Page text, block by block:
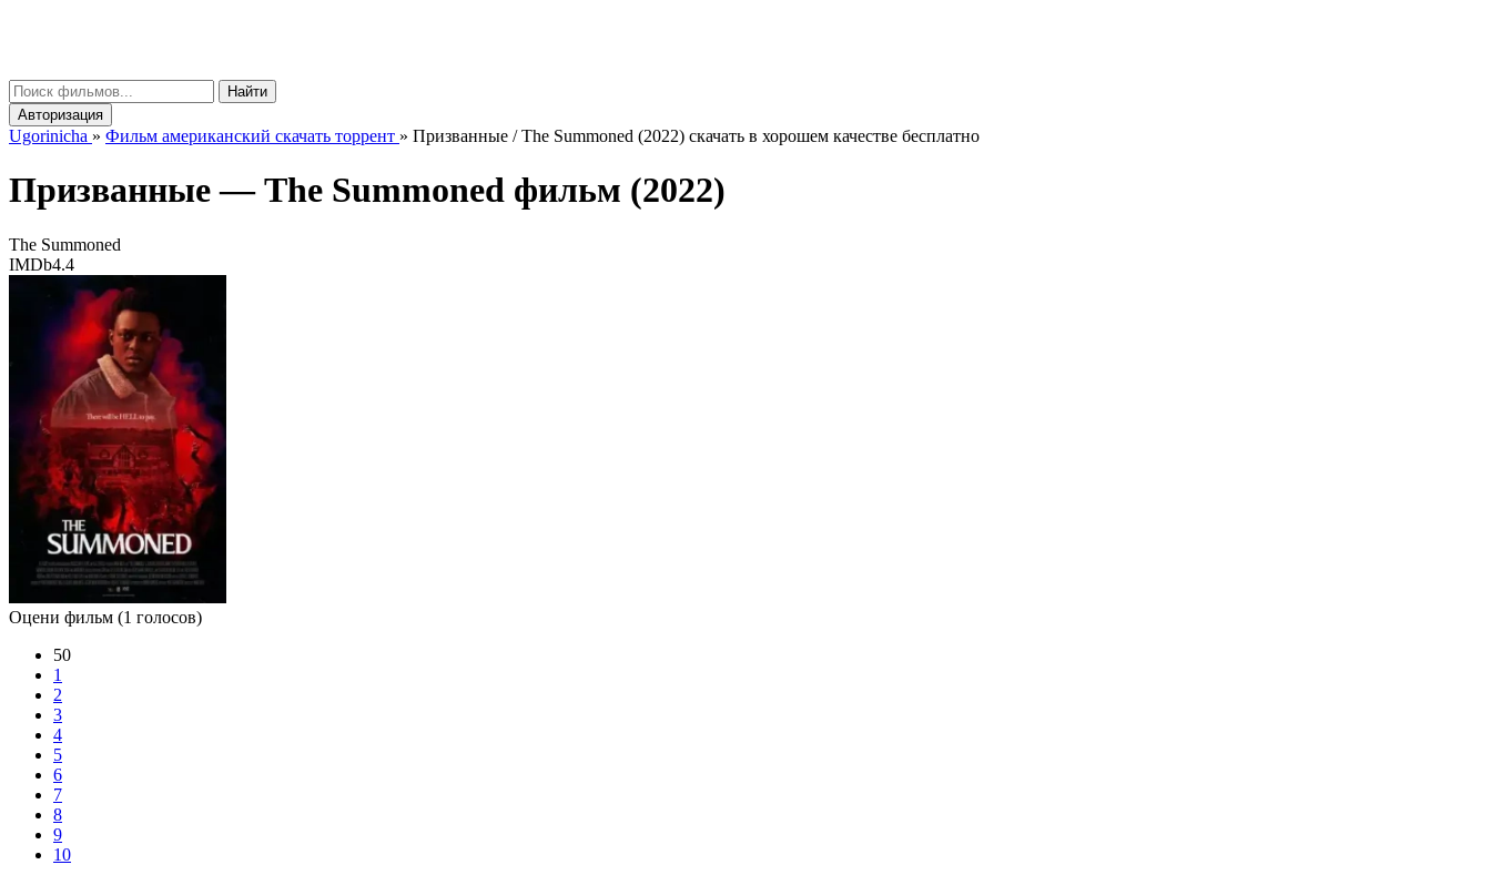
Найти
Авторизация
Ugorinicha » Фильм американский скачать торрент » Призванные / The Summoned (2022) скачать в хорошем качестве бесплатно
Призванные —The Summoned фильм (2022)
The Summoned
IMDb4.4
Оцени фильм (1 голосов)
50
1
2
3
4
5
6
7
8
9
10